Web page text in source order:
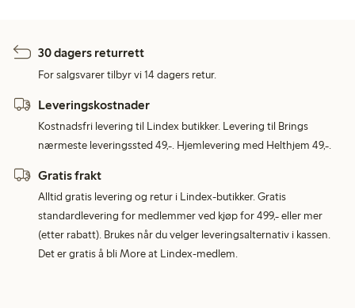
30 dagers returrett
For salgsvarer tilbyr vi 14 dagers retur.
Leveringskostnader
Kostnadsfri levering til Lindex butikker. Levering til Brings
nærmeste leveringssted 49,-. Hjemlevering med Helthjem 49,-.
Gratis frakt
Alltid gratis levering og retur i Lindex-butikker. Gratis
standardlevering for medlemmer ved kjøp for 499,- eller mer
(etter rabatt). Brukes når du velger leveringsalternativ i kassen.
Det er gratis å bli More at Lindex-medlem.